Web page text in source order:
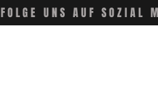
FOLGE UNS AUF